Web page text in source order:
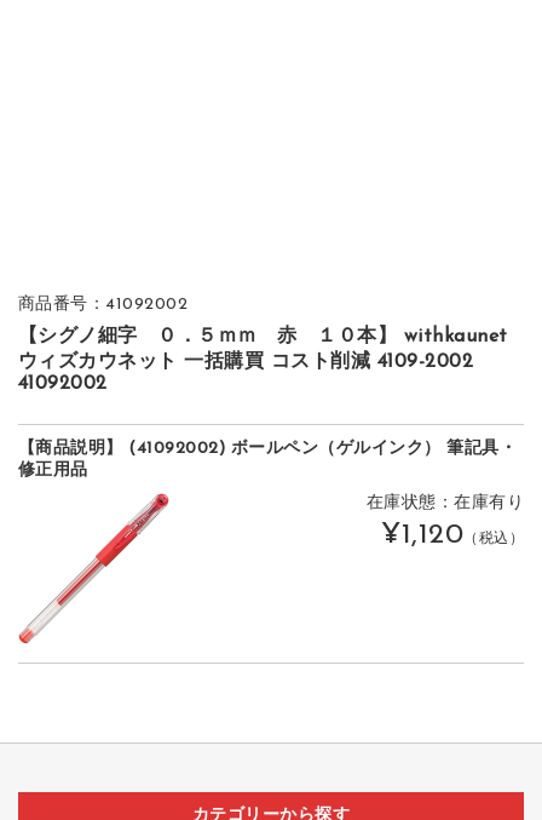
商品番号：41092002
【シグノ細字 ０．５ｍｍ 赤 １０本】 withkaunet
ウィズカウネット 一括購買 コスト削減 4109-2002
41092002
【商品説明】 (41092002) ボールペン（ゲルインク） 筆記具・
修正用品
在庫状態：在庫有り
¥1,120 （税込）
カテゴリーから探す